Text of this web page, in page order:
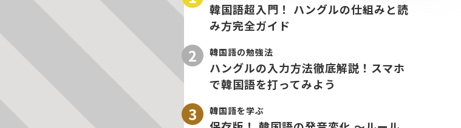
韓国語超入門！ ハングルの仕組みと読
み方完全ガイド
韓国語の勉強法
ハングルの入力方法徹底解説！スマホ
で韓国語を打ってみよう
韓国語を学ぶ